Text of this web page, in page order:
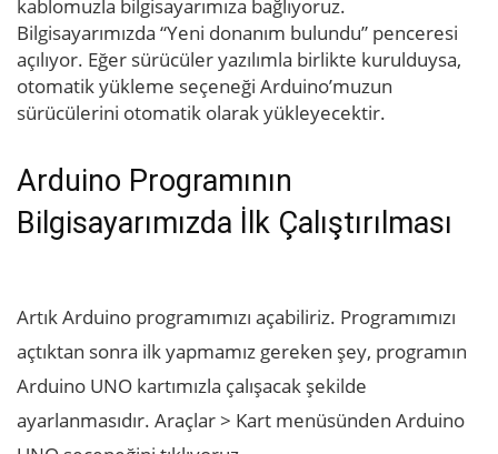
kablomuzla bilgisayarımıza bağlıyoruz.
Bilgisayarımızda “Yeni donanım bulundu” penceresi
açılıyor. Eğer sürücüler yazılımla birlikte kurulduysa,
otomatik yükleme seçeneği Arduino’muzun
sürücülerini otomatik olarak yükleyecektir.
Arduino Programının
Bilgisayarımızda İlk Çalıştırılması
Artık Arduino programımızı açabiliriz. Programımızı
açtıktan sonra ilk yapmamız gereken şey, programın
Arduino UNO kartımızla çalışacak şekilde
ayarlanmasıdır. Araçlar > Kart menüsünden Arduino